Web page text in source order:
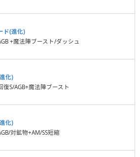
ド(進化)
+魔法陣ブースト/ダッシュ
化)
復S/AGB+魔法陣ブースト
化)
対鉱物+AM/SS短縮